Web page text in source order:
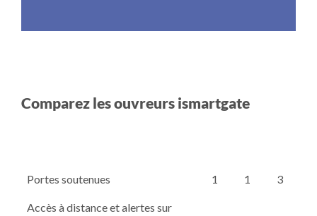
Comparez les ouvreurs ismartgate
Portes soutenues 1 1 3
Accès à distance et alertes sur